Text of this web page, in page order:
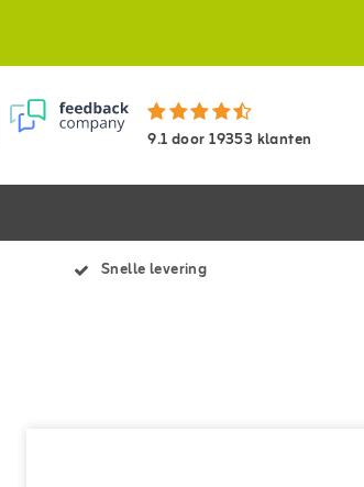
9.1door19353 klanten
Snelle levering